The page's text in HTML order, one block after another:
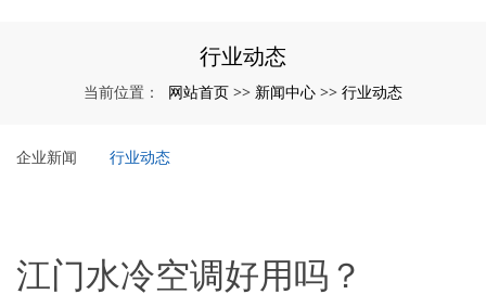
行业动态
当前位置： 网站首页 >> 新闻中心 >> 行业动态
企业新闻 行业动态
江门水冷空调好用吗？